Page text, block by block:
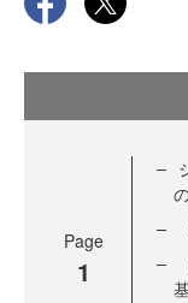
Page
1